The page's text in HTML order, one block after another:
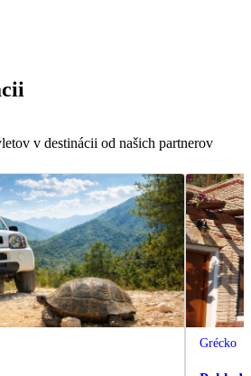
v destinácii od našich partnerov
Grécko